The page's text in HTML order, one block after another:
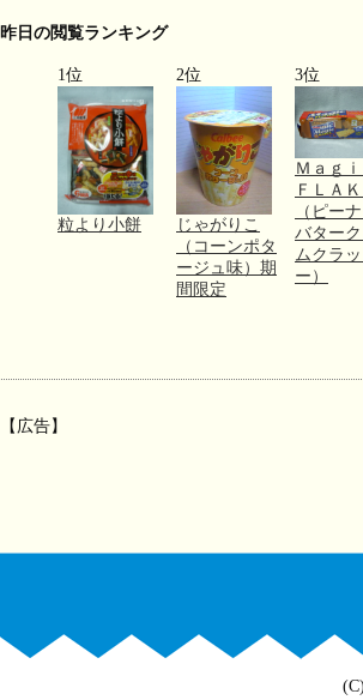
昨日の閲覧ランキング
1位
粒より小餅
2位
じゃがりこ
（コーンポタ
ージュ味）期
間限定
3位
Ｍａｇ
ＦＬＡ
（ピー
バター
ムクラ
ー）
【広告】